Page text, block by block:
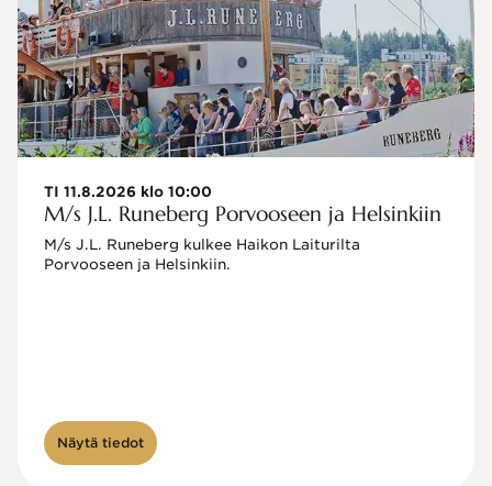
TI 11.8.2026 klo 10:00
M/s J.L. Runeberg Porvooseen ja Helsinkiin
M/s J.L. Runeberg kulkee Haikon Laiturilta
Porvooseen ja Helsinkiin.
Näytä tiedot